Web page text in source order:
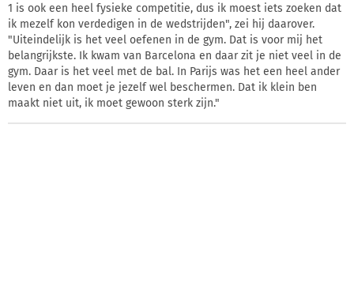
1 is ook een heel fysieke competitie, dus ik moest iets zoeken dat
ik mezelf kon verdedigen in de wedstrijden", zei hij daarover.
"Uiteindelijk is het veel oefenen in de gym. Dat is voor mij het
belangrijkste. Ik kwam van Barcelona en daar zit je niet veel in de
gym. Daar is het veel met de bal. In Parijs was het een heel ander
leven en dan moet je jezelf wel beschermen. Dat ik klein ben
maakt niet uit, ik moet gewoon sterk zijn."